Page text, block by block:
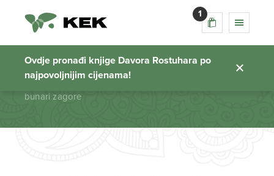
1
Ovdje pronađi knjige Davora Rostuhara po
najpovoljnijim cijenama!
bunari zagore
Početna stranica
bunari zagore